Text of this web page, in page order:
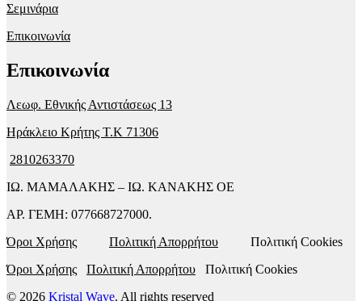
Σεμινάρια
Επικοινωνία
Επικοινωνία
Λεωφ. Εθνικής Αντιστάσεως 13
Ηράκλειο Κρήτης T.K 71306
2810263370
ΙΩ. ΜΑΜΑΛΑΚΗΣ – ΙΩ. ΚΑΝΑΚΗΣ ΟΕ
ΑΡ. ΓΕΜΗ: 077668727000.
Όροι Χρήσης
Πολιτική Απορρήτου Πολιτική Cookies
Όροι Χρήσης
Πολιτική Απορρήτου Πολιτική Cookies
© 2026 Kristal Wave. All rights reserved